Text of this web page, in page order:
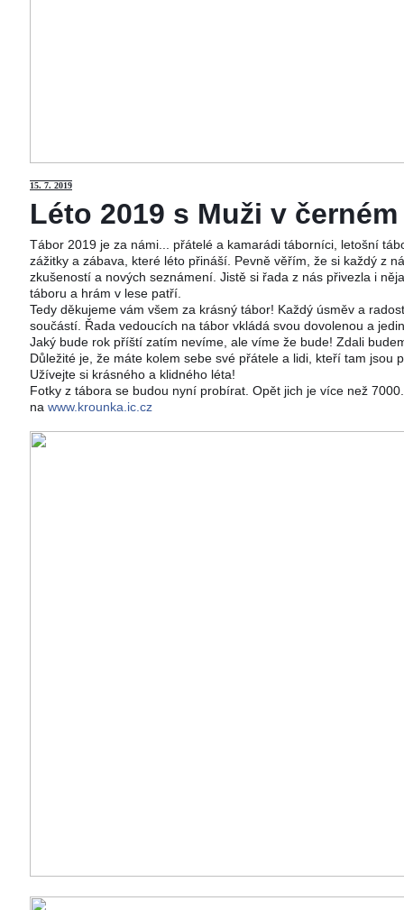
15. 7. 2019
Léto 2019 s Muži v
Tábor 2019 je za námi... přátelé a kamarádi táborníci, letošní
zážitky a zábava, které léto přináší. Pevně věřím, že si každý z
zkušeností a nových seznámení. Jistě si řada z nás přivezla i
táboru a hrám v lese patří.
Tedy děkujeme vám všem za krásný tábor! Každý úsměv a
součástí. Řada vedoucích na tábor vkládá svou dovolenou a
Jaký bude rok příští zatím nevíme, ale víme že bude! Zdali
Důležité je, že máte kolem sebe své přátele a lidi, kteří tam jsou
Užívejte si krásného a klidného léta!
Fotky z tábora se budou nyní probírat. Opět jich je více než
na www.krounka.ic.cz